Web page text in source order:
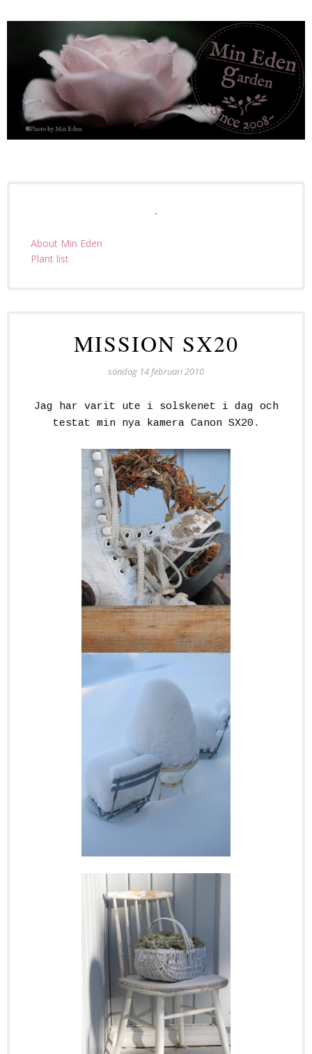
About Min Eden
Plant list
MISSION SX20
söndag 14 februari 2010
Jag har varit ute i solskenet i dag och
testat min nya kamera Canon SX20.